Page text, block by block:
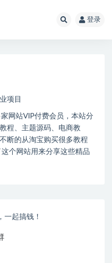
登录
项目
网站VIP付费会员，本站分
程、主题源码、电商教
断的从淘宝购买很多教程
个网站用来分享这些精品
一起搞钱！